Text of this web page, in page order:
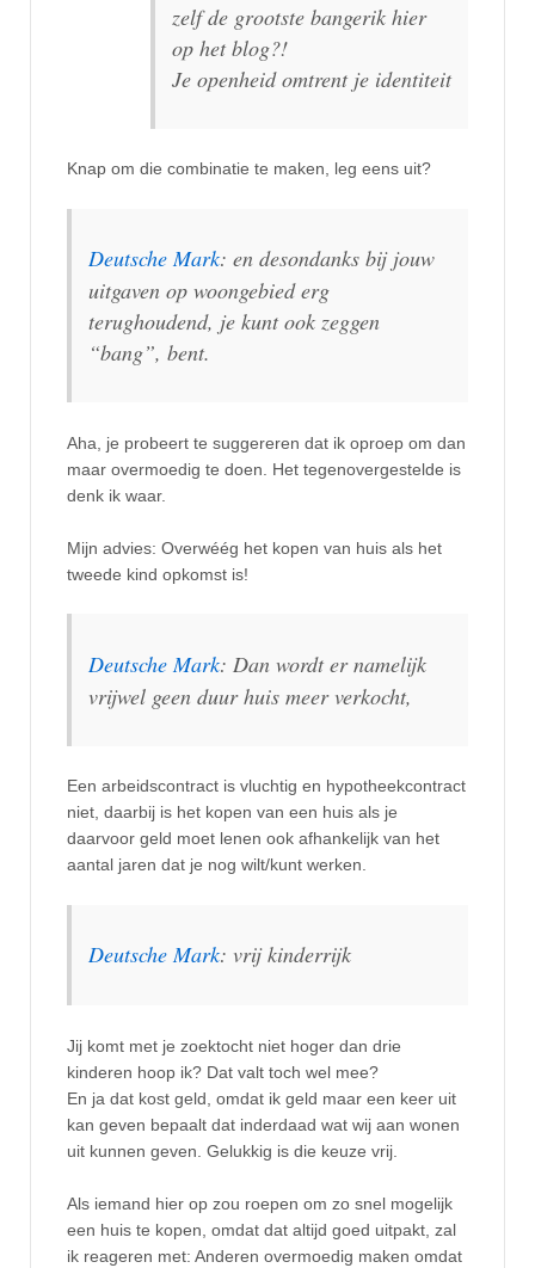
zelf de grootste bangerik hier
op het blog?!
Je openheid omtrent je identiteit
Knap om die combinatie te maken, leg eens uit?
Deutsche Mark: en desondanks bij jouw
uitgaven op woongebied erg
terughoudend, je kunt ook zeggen
“bang”, bent.
Aha, je probeert te suggereren dat ik oproep om dan
maar overmoedig te doen. Het tegenovergestelde is
denk ik waar.
Mijn advies: Overwéég het kopen van huis als het
tweede kind opkomst is!
Deutsche Mark: Dan wordt er namelijk
vrijwel geen duur huis meer verkocht,
Een arbeidscontract is vluchtig en hypotheekcontract
niet, daarbij is het kopen van een huis als je
daarvoor geld moet lenen ook afhankelijk van het
aantal jaren dat je nog wilt/kunt werken.
Deutsche Mark: vrij kinderrijk
Jij komt met je zoektocht niet hoger dan drie
kinderen hoop ik? Dat valt toch wel mee?
En ja dat kost geld, omdat ik geld maar een keer uit
kan geven bepaalt dat inderdaad wat wij aan wonen
uit kunnen geven. Gelukkig is die keuze vrij.
Als iemand hier op zou roepen om zo snel mogelijk
een huis te kopen, omdat dat altijd goed uitpakt, zal
ik reageren met: Anderen overmoedig maken omdat